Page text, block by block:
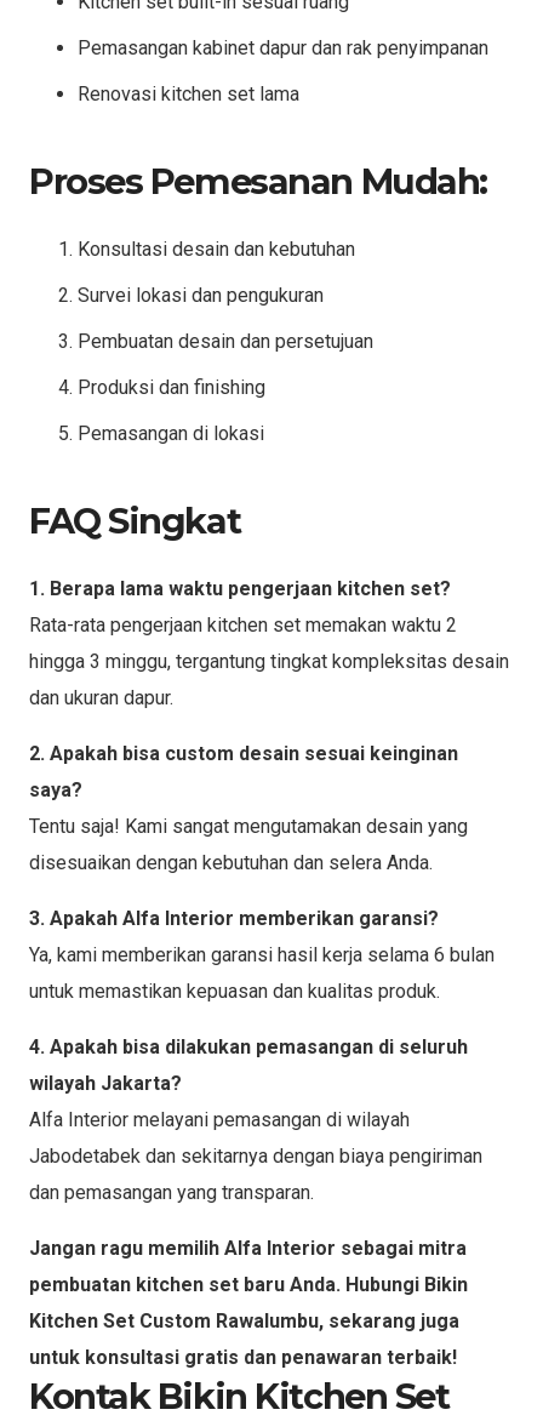
Pemasangan kabinet dapur dan rak penyimpanan
Renovasi kitchen set lama
Proses Pemesanan Mudah:
Konsultasi desain dan kebutuhan
Survei lokasi dan pengukuran
Pembuatan desain dan persetujuan
Produksi dan finishing
Pemasangan di lokasi
FAQ Singkat
1. Berapa lama waktu pengerjaan kitchen set?
Rata-rata pengerjaan kitchen set memakan waktu 2
hingga 3 minggu, tergantung tingkat kompleksitas desain
dan ukuran dapur.
2. Apakah bisa custom desain sesuai keinginan
saya?
Tentu saja! Kami sangat mengutamakan desain yang
disesuaikan dengan kebutuhan dan selera Anda.
3. Apakah Alfa Interior memberikan garansi?
Ya, kami memberikan garansi hasil kerja selama 6 bulan
untuk memastikan kepuasan dan kualitas produk.
4. Apakah bisa dilakukan pemasangan di seluruh
wilayah Jakarta?
Alfa Interior melayani pemasangan di wilayah
Jabodetabek dan sekitarnya dengan biaya pengiriman
dan pemasangan yang transparan.
Jangan ragu memilih Alfa Interior sebagai mitra
pembuatan kitchen set baru Anda. Hubungi Bikin
Kitchen Set Custom Rawalumbu, sekarang juga
untuk konsultasi gratis dan penawaran terbaik!
Kontak Bikin Kitchen Set